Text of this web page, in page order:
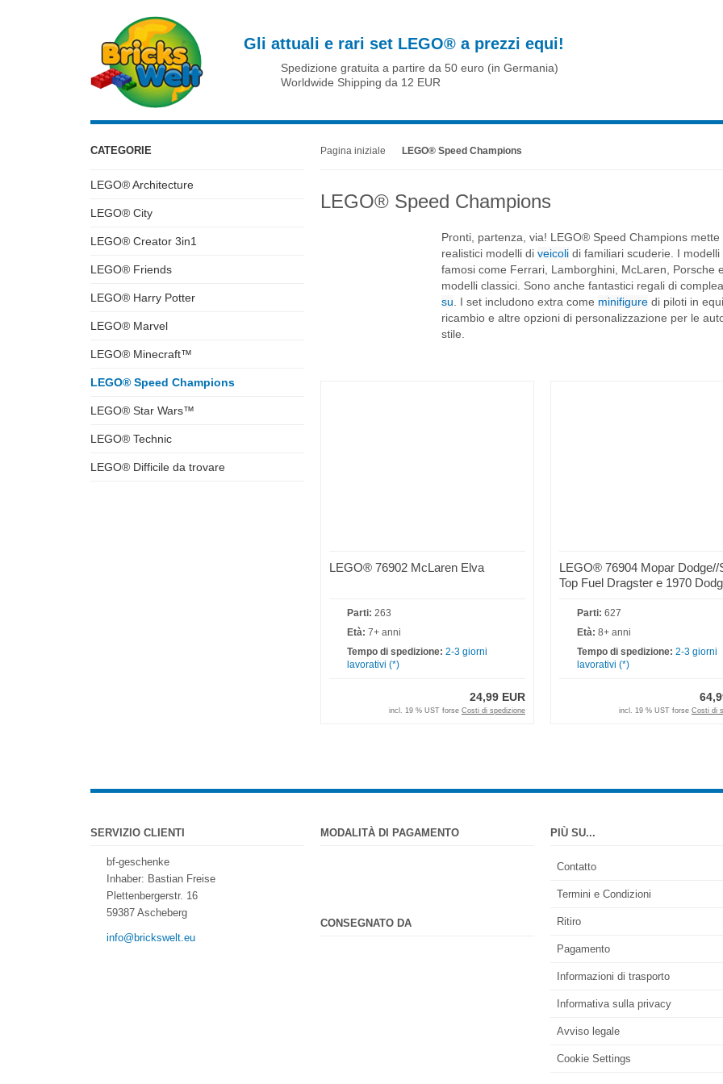
Gli attuali e rari set LEGO® a prezzi equi!
Spedizione gratuita a partire da 50 euro (in Germania)
Worldwide Shipping da 12 EUR
Pagina iniziale LEGO® Speed Champions
LEGO® Speed Champions
Pronti, partenza, via! LEGO® Speed Champions mette
realistici modelli di veicoli di familiari scuderie. I
famosi come Ferrari, Lamborghini, McLaren, Porsche
modelli classici. Sono anche fantastici regali di
su . I set includono extra come minifigure di piloti in
ricambio e altre opzioni di personalizzazione per le
stile.
LEGO® 76902 McLaren Elva
Parti: 263
Età: 7+ anni
Tempo di spedizione: 2-3 giorni
lavorativi (*)
24,99 EUR
incl. 19 % UST forse Costi di spedizione
LEGO® 76904 Mopar Dodge//
Top Fuel Dragster e 1970
Parti: 627
Età: 8+ anni
Tempo di spedizione: 2-3 giorni
lavorativi (*)
incl. 19 % UST forse Costi di
CATEGORIE
LEGO® Architecture
LEGO® City
LEGO® Creator 3in1
LEGO® Friends
LEGO® Harry Potter
LEGO® Marvel
LEGO® Minecraft™
LEGO® Speed Champions
LEGO® Star Wars™
LEGO® Technic
LEGO® Difficile da trovare
SERVIZIO CLIENTI
bf-geschenke
Inhaber: Bastian Freise
Plettenbergerstr. 16
59387 Ascheberg
info@brickswelt.eu
MODALITÀ DI PAGAMENTO
CONSEGNATO DA
PIÙ SU...
Contatto
Termini e Condizioni
Ritiro
Pagamento
Informazioni di trasporto
Informativa sulla privacy
Avviso legale
Cookie Settings